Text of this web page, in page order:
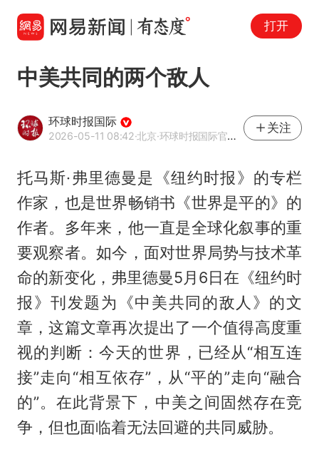
打开
中美共同的两个敌人
环球时报国际
2026-05-11 08:42·北京·环球时报国际官方网易号
关注
托马斯·弗里德曼是《纽约时报》的专栏
作家，也是世界畅销书《世界是平的》的
作者。多年来，他一直是全球化叙事的重
要观察者。如今，面对世界局势与技术革
命的新变化，弗里德曼5月6日在《纽约时
报》刊发题为《中美共同的敌人》的文
章，这篇文章再次提出了一个值得高度重
视的判断：今天的世界，已经从“相互连
接”走向“相互依存”，从“平的”走向“融合
的”。在此背景下，中美之间固然存在竞
争，但也面临着无法回避的共同威胁。